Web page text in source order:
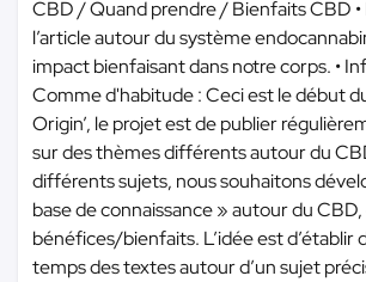
CBD / Quand prendre / Bienfaits CBD
l’article autour du système
impact bienfaisant dans notre corps. •
Comme d'habitude : Ceci est le début
Origin’, le projet est de publier
sur des thèmes différents autour du
différents sujets, nous souhaitons
base de connaissance » autour du CBD,
bénéfices/bienfaits. L’idée est d’établir
temps des textes autour d’un sujet